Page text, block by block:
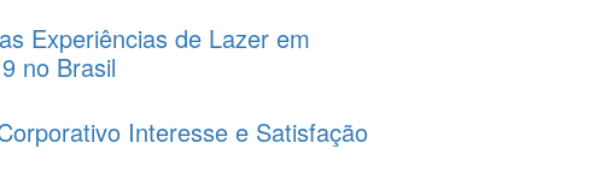
Experiências de Lazer em
no Brasil
Interesse e Satisfação